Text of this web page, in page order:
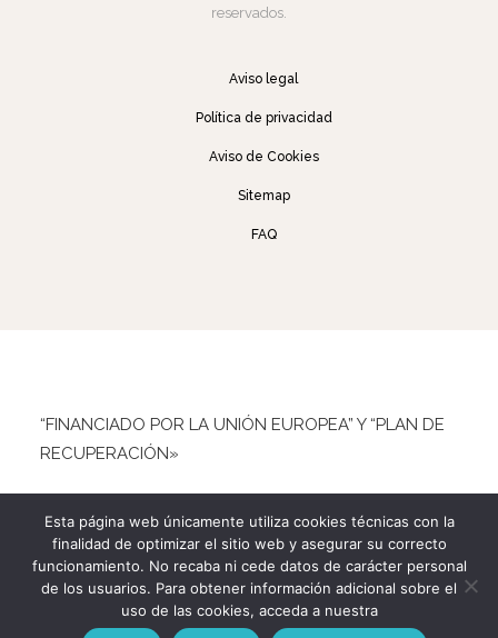
reservados.
Aviso legal
Política de privacidad
Aviso de Cookies
Sitemap
FAQ
“FINANCIADO POR LA UNIÓN EUROPEA” Y “PLAN DE
RECUPERACIÓN»
Esta página web únicamente utiliza cookies técnicas con la
finalidad de optimizar el sitio web y asegurar su correcto
funcionamiento. No recaba ni cede datos de carácter personal
de los usuarios. Para obtener información adicional sobre el
uso de las cookies, acceda a nuestra